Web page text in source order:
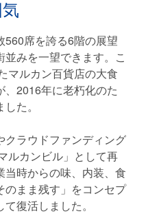
560席を誇る6階の展望
みを一望できます。こ
マルカン百貨店の大食
2016年に老朽化のた
た。
クラウドファンディング
ルカンビル」として再
時からの味、内装、食
のまま残す」をコンセプ
復活しました。